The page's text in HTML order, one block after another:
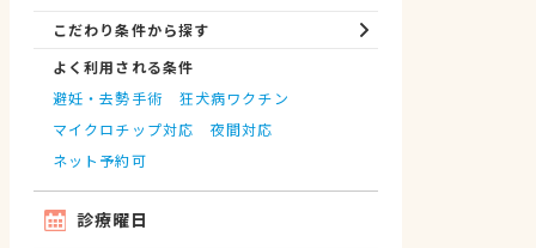
こだわり条件から探す
よく利用される条件
避妊・去勢手術
狂犬病ワクチン
マイクロチップ対応
夜間対応
ネット予約可
診療曜日